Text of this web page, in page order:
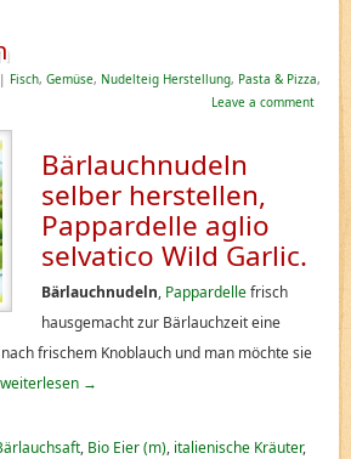
| Fisch, Gemüse, Nudelteig Herstellung, Pasta & Pizza,
Leave a comment
Bärlauchnudeln
selber herstellen,
Pappardelle aglio
selvatico Wild Garlic.
Bärlauchnudeln, Pappardellefrisch
hausgemacht zur Bärlauchzeit eine
frischem Knoblauch und man möchte sie
weiterlesen →
, Bio Eier (m), italienische Kräuter,